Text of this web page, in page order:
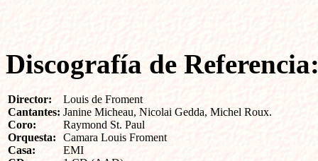
Discografía de
Director:
Cantantes:
Coro:
Orquesta:
Casa:
Louis de Froment
Janine Micheau, Nicolai Gedda, Michel Roux.
Raymond St. Paul
Camara Louis Froment
EMI